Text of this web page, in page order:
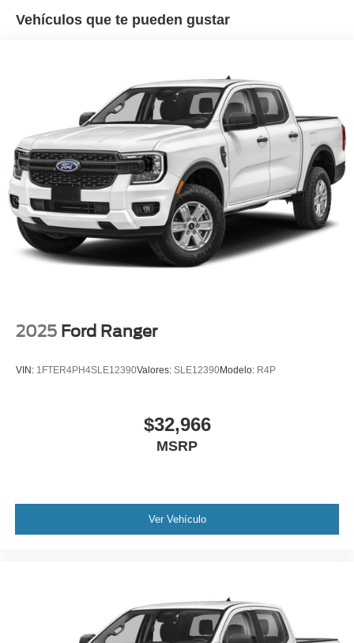
Vehículos que te pueden gustar
2025 Ford Ranger
VIN: 1FTER4PH4SLE12390Valores: SLE12390Modelo: R4P
$32,966
MSRP
Ver Vehículo